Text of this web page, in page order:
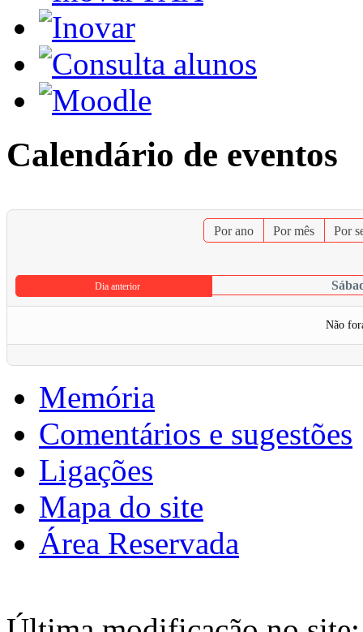
Calendário de eventos
Por ano Por mês Por
Dia anterior
Não
Memória
Comentários e sugestões
Ligações
Mapa do site
Área Reservada